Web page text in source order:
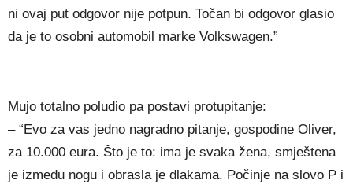
ni ovaj put odgovor nije potpun. Točan bi odgovor glasio
da je to osobni automobil marke Volkswagen.”
Mujo totalno poludio pa postavi protupitanje:
– “Evo za vas jedno nagradno pitanje, gospodine Oliver,
za 10.000 eura. Što je to: ima je svaka žena, smještena
je između nogu i obrasla je dlakama. Počinje na slovo P i